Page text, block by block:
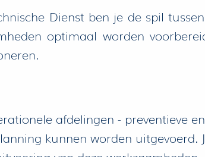
Dienst ben je de spil
optimaal worden
afdelingen - preventieve
kunnen worden